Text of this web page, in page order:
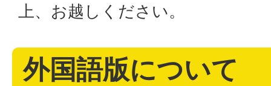
上、お越しください。
外国語版について